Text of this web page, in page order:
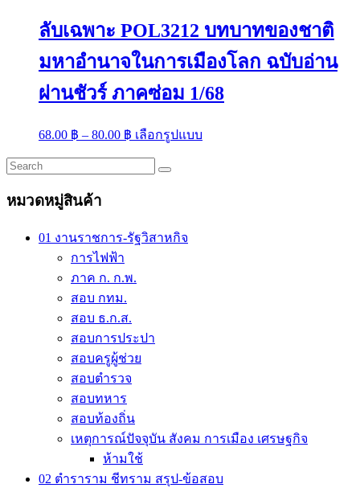
ลับเฉพาะ POL3212 บทบาทของชาติ
มหาอำนาจในการเมืองโลก ฉบับอ่าน
ผ่านชัวร์ ภาคซ่อม 1/68
68.00 ฿ – 80.00 ฿ Price
range:
68.00 ฿
เลือกรูปแบบ
product
หมวดหมู่สินค้า
01 งานราชการ-รัฐวิสาหกิจ
การไฟฟ้า
ภาค ก. ก.พ.
สอบ กทม.
สอบ ธ.ก.ส.
สอบการประปา
สอบครูผู้ช่วย
สอบตำรวจ
สอบทหาร
สอบท้องถิ่น
เหตุการณ์ปัจจุบัน สังคม การเมือง เศรษฐกิจ
ห้ามใช้
02 ตำราราม ชีทราม สรุป-ข้อสอบ